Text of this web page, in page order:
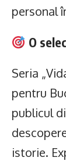
personal
O
Seria
pentru
publicul
istorie.